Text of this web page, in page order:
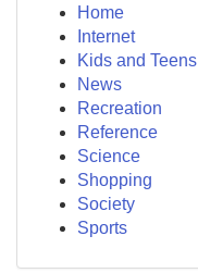
Home
Internet
Kids and Teens
News
Recreation
Reference
Science
Shopping
Society
Sports